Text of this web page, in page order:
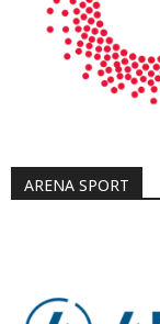
ARENA SPORT